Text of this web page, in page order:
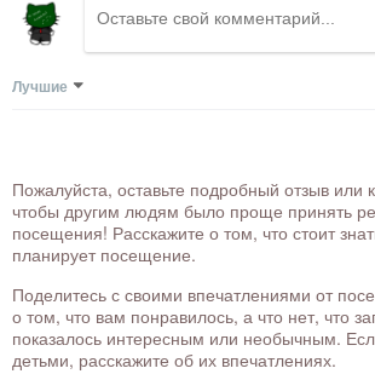
Лучшие
Пожалуйста, оставьте подробный отзыв или
чтобы другим людям было проще принять
посещения! Расскажите о том, что стоит
планирует посещение.
Поделитесь с своими впечатлениями от
о том, что вам понравилось, а что нет, что
показалось интересным или необычным.
детьми, расскажите об их впечатлениях.